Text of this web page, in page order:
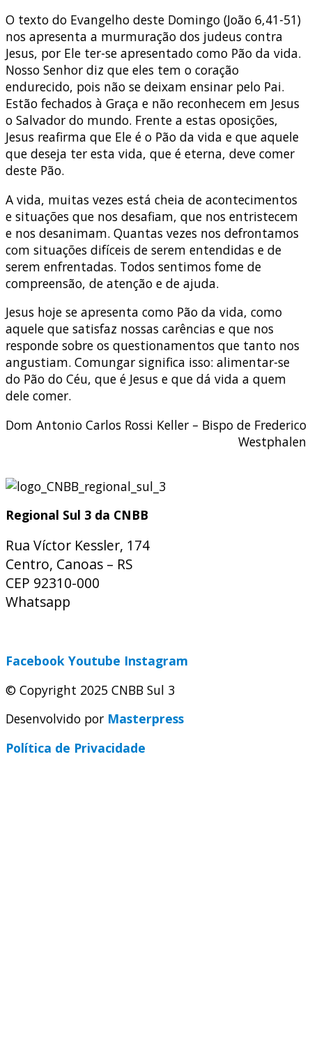
O texto do Evangelho deste Domingo (João 6,41-51)
nos apresenta a murmuração dos judeus contra
Jesus, por Ele ter-se apresentado como Pão da vida.
Nosso Senhor diz que eles tem o coração
endurecido, pois não se deixam ensinar pelo Pai.
Estão fechados à Graça e não reconhecem em Jesus
o Salvador do mundo. Frente a estas oposições,
Jesus reafirma que Ele é o Pão da vida e que aquele
que deseja ter esta vida, que é eterna, deve comer
deste Pão.
A vida, muitas vezes está cheia de acontecimentos
e situações que nos desafiam, que nos entristecem
e nos desanimam. Quantas vezes nos defrontamos
com situações difíceis de serem entendidas e de
serem enfrentadas. Todos sentimos fome de
compreensão, de atenção e de ajuda.
Jesus hoje se apresenta como Pão da vida, como
aquele que satisfaz nossas carências e que nos
responde sobre os questionamentos que tanto nos
angustiam. Comungar significa isso: alimentar-se
do Pão do Céu, que é Jesus e que dá vida a quem
dele comer.
Dom Antonio Carlos Rossi Keller – Bispo de Frederico
Westphalen
Regional Sul 3 da CNBB
Rua Víctor Kessler, 174
Centro, Canoas – RS
CEP 92310-000
Whatsapp
Facebook Youtube Instagram
© Copyright 2025 CNBB Sul 3
Desenvolvido por Masterpress
Política de Privacidade